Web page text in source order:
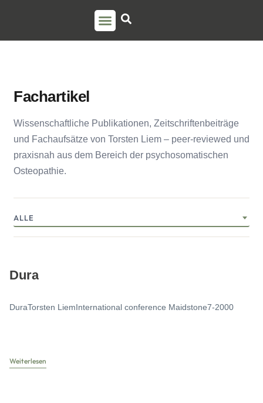
Fachartikel
Wissenschaftliche Publikationen, Zeitschriftenbeiträge
und Fachaufsätze von Torsten Liem – peer-reviewed und
praxisnah aus dem Bereich der psychosomatischen
Osteopathie.
Dura
DuraTorsten LiemInternational conference Maidstone7-2000
Weiterlesen